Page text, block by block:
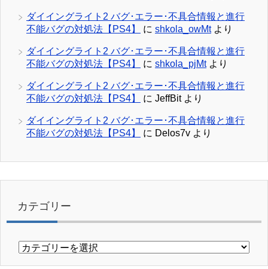
ダイイングライト2 バグ･エラー･不具合情報と進行
不能バグの対処法【PS4】
に shkola_owMtより
ダイイングライト2 バグ･エラー･不具合情報と進行
不能バグの対処法【PS4】
に shkola_pjMtより
ダイイングライト2 バグ･エラー･不具合情報と進行
不能バグの対処法【PS4】
に JeffBitより
ダイイングライト2 バグ･エラー･不具合情報と進行
不能バグの対処法【PS4】
に Delos7v より
カテゴリー
カ